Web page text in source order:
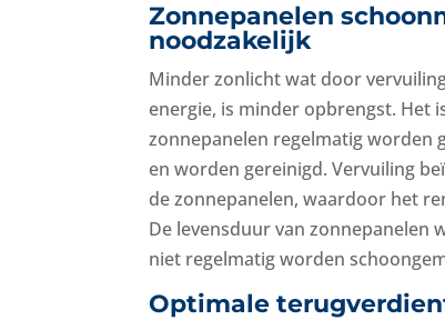
Zonnepanelen
noodzakelijk
Minder zonlicht wat door
energie, is minder opbrengst. Het
zonnepanelen regelmatig worden
en worden gereinigd. Vervuiling
de zonnepanelen, waardoor het
De levensduur van zonnepanelen
niet regelmatig worden
Optimale